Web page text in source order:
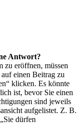
Antwort?
zu eröffnen, müssen
einen Beitrag zu
klicken. Es könnte
ist, bevor Sie einen
sind jeweils
aufgelistet. Z. B.
dürfen